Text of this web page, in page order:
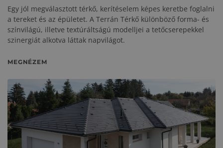
Egy jól megválasztott térkő, kerítéselem képes keretbe foglalni
a tereket és az épületet. A Terrán Térkő különböző forma- és
színvilágú, illetve textúráltságú modelljei a tetőcserepekkel
szinergiát alkotva láttak napvilágot.
MEGNÉZEM